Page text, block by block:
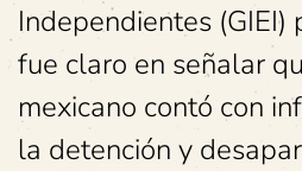
Independientes (GIEI)
fue claro en señalar
mexicano contó con
la detención y